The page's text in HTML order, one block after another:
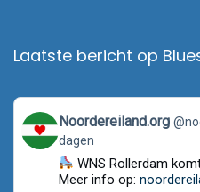
Laatste bericht op
View
post
by
Noordereiland.org
Bluesky
Noordereiland.org
dagen
WNS Rollerdam
Meer info op: